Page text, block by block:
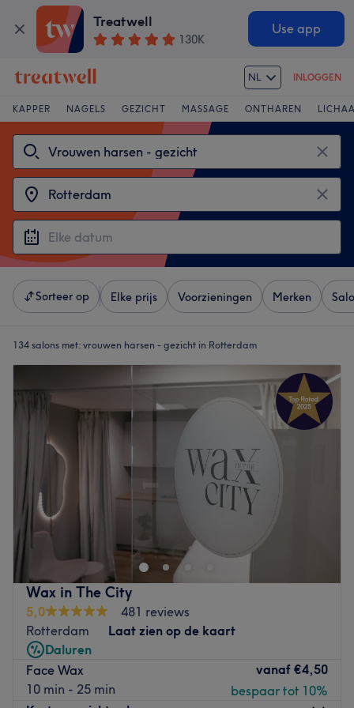
Treatwell
130K
Use app
NL INLOGGEN
KAPPER NAGELS GEZICHT MASSAGE ONTHAREN
Sorteer op Elke prijs Voorzieningen Merken
134 salons met: vrouwen harsen - gezicht in Rotterdam
Wax in The City
5,0
481 reviews
Rotterdam
Laat zien op de kaart
Daluren
Face Wax
10 min - 25 min
vanaf €4,50
bespaar tot 10%